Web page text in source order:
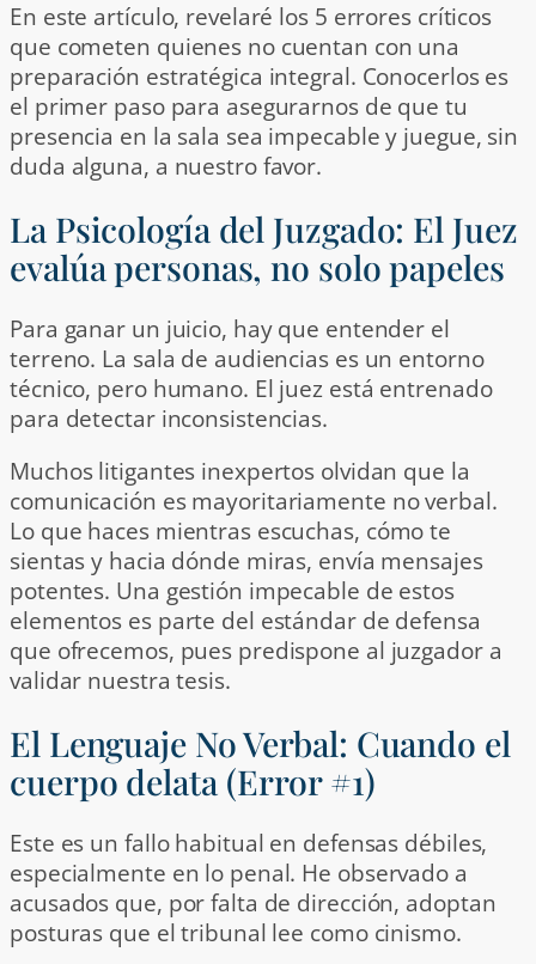
En este artículo, revelaré los 5 errores críticos
que cometen quienes no cuentan con una
preparación estratégica integral. Conocerlos es
el primer paso para asegurarnos de que tu
presencia en la sala sea impecable y juegue, sin
duda alguna, a nuestro favor.
La Psicología del Juzgado: El Juez
evalúa personas, no solo papeles
Para ganar un juicio, hay que entender el
terreno. La sala de audiencias es un entorno
técnico, pero humano. El juez está entrenado
para detectar inconsistencias.
Muchos litigantes inexpertos olvidan que la
comunicación es mayoritariamente no verbal.
Lo que haces mientras escuchas, cómo te
sientas y hacia dónde miras, envía mensajes
potentes. Una gestión impecable de estos
elementos es parte del estándar de defensa
que ofrecemos, pues predispone al juzgador a
validar nuestra tesis.
El Lenguaje No Verbal: Cuando el
cuerpo delata (Error #1)
Este es un fallo habitual en defensas débiles,
especialmente en lo penal. He observado a
acusados que, por falta de dirección, adoptan
posturas que el tribunal lee como cinismo.